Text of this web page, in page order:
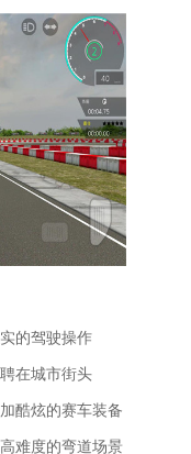
的驾驶操作
在城市街头
酷炫的赛车装备
难度的弯道场景